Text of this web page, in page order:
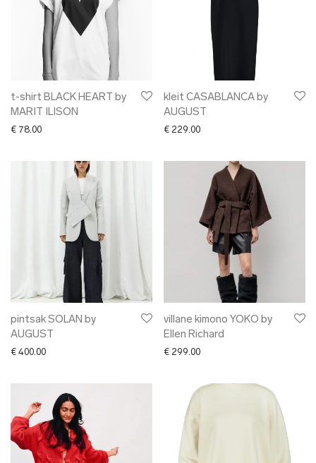
t-shirt BLACK HEART by
MARIT ILISON
€ 78.00
kleit CASABLANCA by
AUGUST
€ 229.00
pintsak SOLAN by
AUGUST
€ 400.00
villane kimono YOKO by
Ellen Richard
€ 299.00